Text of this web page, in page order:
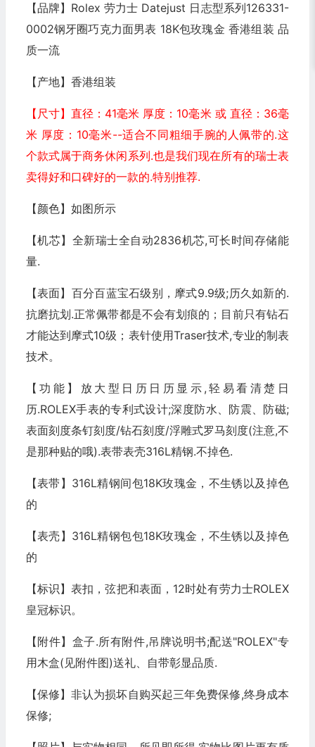
【品牌】Rolex 劳力士 Datejust 日志型系列126331-
0002钢牙圈巧克力面男表 18K包玫瑰金 香港组装 品
质一流
【产地】香港组装
【尺寸】直径：41毫米 厚度：10毫米 或 直径：36毫
米 厚度：10毫米--适合不同粗细手腕的人佩带的.这
个款式属于商务休闲系列.也是我们现在所有的瑞士表
卖得好和口碑好的一款的.特别推荐.
【颜色】如图所示
【机芯】全新瑞士全自动2836机芯,可长时间存储能
量.
【表面】百分百蓝宝石级别，摩式9.9级;历久如新的.
抗磨抗划.正常佩带都是不会有划痕的；目前只有钻石
才能达到摩式10级；表针使用Traser技术,专业的制表
技术。
【功能】放大型日历日历显示,轻易看清楚日
历.ROLEX手表的专利式设计;深度防水、防震、防磁;
表面刻度条钉刻度/钻石刻度/浮雕式罗马刻度(注意,不
是那种贴的哦).表带表壳316L精钢.不掉色.
【表带】316L精钢间包18K玫瑰金，不生锈以及掉色
的
【表壳】316L精钢包包18K玫瑰金，不生锈以及掉色
的
【标识】表扣，弦把和表面，12时处有劳力士ROLEX
皇冠标识。
【附件】盒子.所有附件,吊牌说明书;配送"ROLEX"专
用木盒(见附件图)送礼、自带彰显品质.
【保修】非认为损坏自购买起三年免费保修,终身成本
保修;